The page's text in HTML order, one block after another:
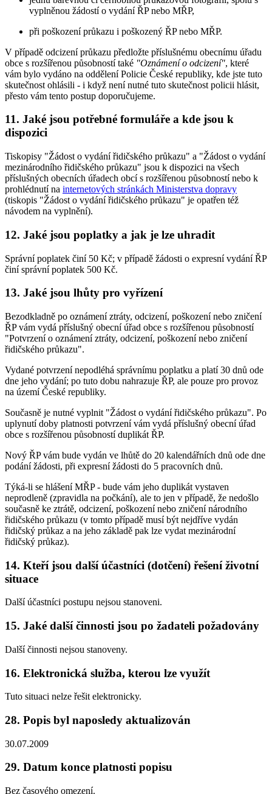
vyplněnou žádostí o vydání ŘP nebo MŘP,
při poškození průkazu i poškozený ŘP nebo MŘP.
V případě odcizení průkazu předložte příslušnému obecnímu úřadu
obce s rozšířenou působností také "Oznámení o odcizení", které
vám bylo vydáno na oddělení Policie České republiky, kde jste tuto
skutečnost ohlásili - i když není nutné tuto skutečnost policii hlásit,
přesto vám tento postup doporučujeme.
11. Jaké jsou potřebné formuláře a kde jsou k
dispozici
Tiskopisy "Žádost o vydání řidičského průkazu" a "Žádost o vydání
mezinárodního řidičského průkazu" jsou k dispozici na všech
příslušných obecních úřadech obcí s rozšířenou působností nebo k
prohlédnutí na internetových stránkách Ministerstva dopravy
(tiskopis "Žádost o vydání řidičského průkazu" je opatřen též
návodem na vyplnění).
12. Jaké jsou poplatky a jak je lze uhradit
Správní poplatek činí 50 Kč; v případě žádosti o expresní vydání ŘP
činí správní poplatek 500 Kč.
13. Jaké jsou lhůty pro vyřízení
Bezodkladně po oznámení ztráty, odcizení, poškození nebo zničení
ŘP vám vydá příslušný obecní úřad obce s rozšířenou působností
"Potvrzení o oznámení ztráty, odcizení, poškození nebo zničení
řidičského průkazu".
Vydané potvrzení nepodléhá správnímu poplatku a platí 30 dnů ode
dne jeho vydání; po tuto dobu nahrazuje ŘP, ale pouze pro provoz
na území České republiky.
Současně je nutné vyplnit "Žádost o vydání řidičského průkazu". Po
uplynutí doby platnosti potvrzení vám vydá příslušný obecní úřad
obce s rozšířenou působností duplikát ŘP.
Nový ŘP vám bude vydán ve lhůtě do 20 kalendářních dnů ode dne
podání žádosti, při expresní žádosti do 5 pracovních dnů.
Týká-li se hlášení MŘP - bude vám jeho duplikát vystaven
neprodleně (zpravidla na počkání), ale to jen v případě, že nedošlo
současně ke ztrátě, odcizení, poškození nebo zničení národního
řidičského průkazu (v tomto případě musí být nejdříve vydán
řidičský průkaz a na jeho základě pak lze vydat mezinárodní
řidičský průkaz).
14. Kteří jsou další účastníci (dotčení) řešení životní
situace
Další účastníci postupu nejsou stanoveni.
15. Jaké další činnosti jsou po žadateli požadovány
Další činnosti nejsou stanoveny.
16. Elektronická služba, kterou lze využít
Tuto situaci nelze řešit elektronicky.
28. Popis byl naposledy aktualizován
30.07.2009
29. Datum konce platnosti popisu
Bez časového omezení.